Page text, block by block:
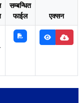
सम्बन्धित
फाईल
एक्सन